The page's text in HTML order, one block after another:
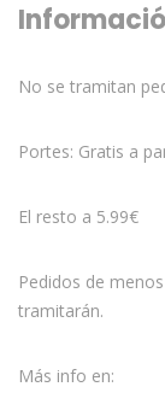
No se tramitan
Portes: Gratis a
El resto a 5.99€
Pedidos de
tramitarán.
Más info en: